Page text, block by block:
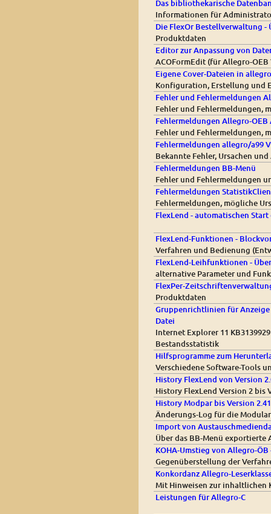
Das bibliothekarische
Informationen für
Die FlexOr Bestellverwaltung -
Produktdaten
Editor zur Anpassung von
ACOFormEdit (für Allegro-OEB
Eigene Cover-Dateien in
Konfiguration, Erstellung und
Fehler und Fehlermeldungen
Fehler und Fehlermeldungen,
Fehlermeldungen Allegro-
Fehler und Fehlermeldungen,
Fehlermeldungen allegro/a99
Bekannte Fehler, Ursachen
Fehlermeldungen BB-Menü
Fehler und Fehlermeldungen
Fehlermeldungen
Fehlermeldungen, mögliche
FlexLend - automatischen
FlexLend-Funktionen -
Verfahren und Bedienung
FlexLend-Leihfunktionen -
alternative Parameter und
FlexPer-
Produktdaten
Gruppenrichtlinien für
Datei
Internet Explorer 11
Bestandsstatistik
Hilfsprogramme zum
Verschiedene Software-Tools
History FlexLend von Version
History FlexLend Version 2 bis
History Modpar bis Version 2.41
Änderungs-Log für die
Import von
Über das BB-Menü
KOHA-Umstieg von Allegro-
Gegenüberstellung der
Konkordanz Allegro-
Mit Hinweisen zur inhaltlichen
Leistungen für Allegro-C